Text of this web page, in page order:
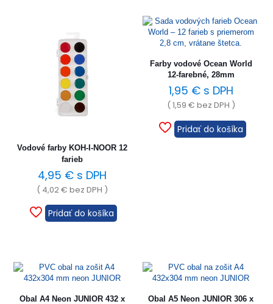
Vodové farby KOH-I-NOOR 12
farieb
4,95 €s DPH
( 4,02€ bez DPH )
Pridať do košíka
Farby vodové Ocean World
12-farebné, 28mm
1,95 €s DPH
( 1,59 € bez DPH )
Pridať do košíka
Obal A4 Neon JUNIOR 432 x
Obal A5 Neon JUNIOR 306 x